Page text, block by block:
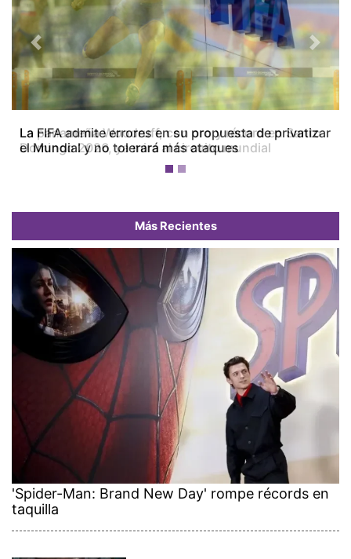
La FIFA admite errores en su propuesta de privatizar
el Mundial y no tolerará más ataques
Previous Next
Más Recientes
'Spider-Man: Brand New Day' rompe récords en
taquilla